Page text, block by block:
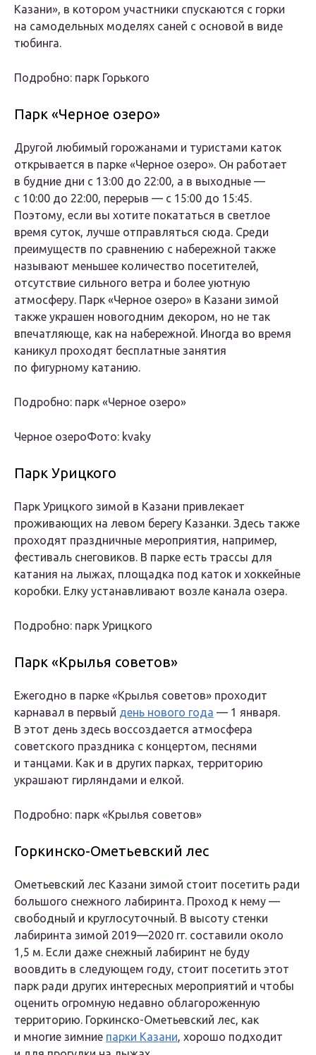
Казани», в котором участники спускаются с горки
на самодельных моделях саней с основой в виде
тюбинга.
Подробно: парк Горького
Парк «Черное озеро»
Другой любимый горожанами и туристами каток
открывается в парке «Черное озеро». Он работает
в будние дни с 13:00 до 22:00, а в выходные —
с 10:00 до 22:00, перерыв — с 15:00 до 15:45.
Поэтому, если вы хотите покататься в светлое
время суток, лучше отправляться сюда. Среди
преимуществ по сравнению с набережной также
называют меньшее количество посетителей,
отсутствие сильного ветра и более уютную
атмосферу. Парк «Черное озеро» в Казани зимой
также украшен новогодним декором, но не так
впечатляюще, как на набережной. Иногда во время
каникул проходят бесплатные занятия
по фигурному катанию.
Подробно: парк «Черное озеро»
Черное озероФото: kvaky
Парк Урицкого
Парк Урицкого зимой в Казани привлекает
проживающих на левом берегу Казанки. Здесь также
проходят праздничные мероприятия, например,
фестиваль снеговиков. В парке есть трассы для
катания на лыжах, площадка под каток и хоккейные
коробки. Елку устанавливают возле канала озера.
Подробно: парк Урицкого
Парк «Крылья советов»
Ежегодно в парке «Крылья советов» проходит
карнавал в первый день нового года — 1 января.
В этот день здесь воссоздается атмосфера
советского праздника с концертом, песнями
и танцами. Как и в других парках, территорию
украшают гирляндами и елкой.
Подробно: парк «Крылья советов»
Горкинско-Ометьевский лес
Ометьевский лес Казани зимой стоит посетить ради
большого снежного лабиринта. Проход к нему —
свободный и круглосуточный. В высоту стенки
лабиринта зимой 2019—2020 гг. составили около
1,5 м. Если даже снежный лабиринт не буду
воовдить в следующем году, стоит посетить этот
парк ради других интересных мероприятий и чтобы
оценить огромную недавно облагороженную
территорию. Горкинско-Ометьевский лес, как
и многие зимние парки Казани, хорошо подходит